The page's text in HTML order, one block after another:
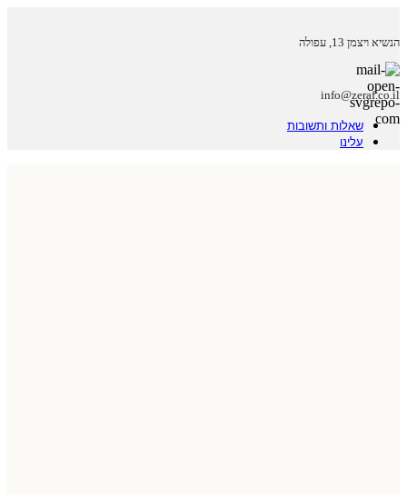
הנשיא ויצמן 13, עפולה
info@zeraf.co.il
שאלות ותשובות
עלינו